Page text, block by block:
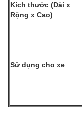
Kích thước (Dài x
Rộng x Cao)
Sử dụng cho xe